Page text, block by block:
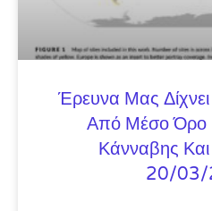
Έρευνα Μας
Από Μέσο Όρο
Κάνναβης
20/03/